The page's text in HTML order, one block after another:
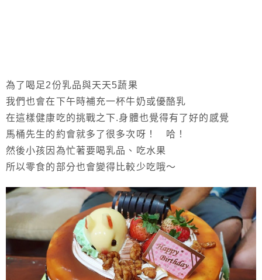
為了喝足2份乳品與天天5蔬果
我們也會在下午時補充一杯牛奶或優酪乳
在這樣健康吃的挑戰之下.身體也覺得有了好的感覺
馬桶先生的約會就多了很多次呀！ 哈！
然後小孩因為忙著要喝乳品、吃水果
所以零食的部分也會變得比較少吃哦～